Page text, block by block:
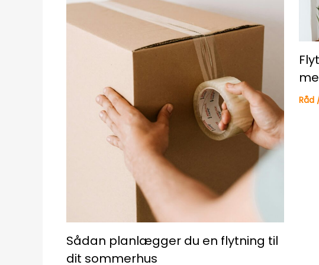
Sådan planlægger du en flytning til
dit sommerhus
Råd/